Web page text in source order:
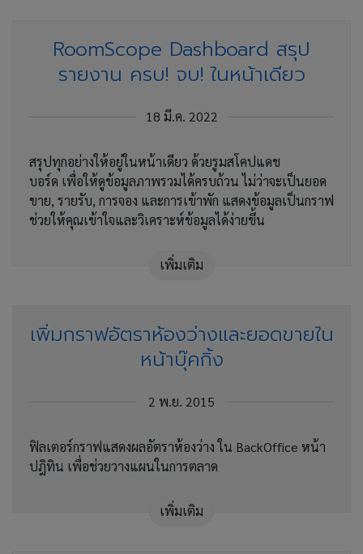
RoomScope Dashboard สรุป
รายงาน ครบ! จบ! ในหน้าเดียว
18 มี.ค. 2022
สรุปทุกอย่างให้อยู่ในหน้าเดียว ด้วยรูมสโคปแดช
บอร์ด เพื่อให้ดูข้อมูลภาพรวมได้ครบถ้วน ไม่ว่าจะเป็นยอด
ขาย, รายรับ, การจอง และการเข้าพัก แสดงข้อมูลเป็นกราฟ
ช่วยให้คุณเข้าใจและวิเคราะห์ข้อมูลได้ง่ายขึ้น
เพิ่มเติม
เพิ่มกราฟอัตราห้องว่างและยอดขายใน
หน้าบุ๊คกิ้ง
2 พ.ย. 2015
ฟิลเตอร์กราฟแสดงผลอัตราห้องว่าง ใน BackOffice หน้า
ปฎิทิน เพื่อช่วยวางแผนในการตลาด
เพิ่มเติม